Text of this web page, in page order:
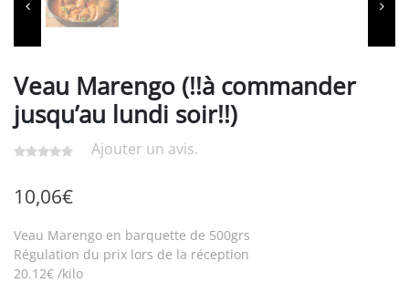
Veau Marengo (!!à commander
jusqu’au lundi soir!!)
Ajouter un avis.
10,06€
Veau Marengo en barquette de 500grs
Régulation du prix lors de la réception
20.12€ /kilo